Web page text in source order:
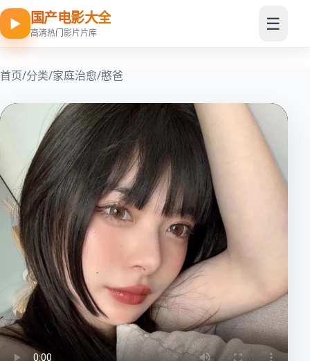
▶ 国产电影大全
高清热门影片片库 ☰
首页/分类/家庭治愈/憨爸